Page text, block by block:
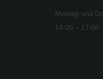
Montag und
14:00 – 17:00